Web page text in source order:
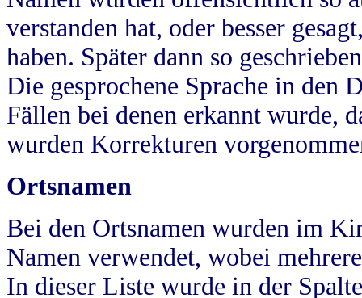
verstanden hat, oder besser
haben. Später dann so
Die gesprochene Sprache in
Fällen bei denen erkannt wurde,
wurden Korrekturen
Ortsnamen
Bei den Ortsnamen wurden im
Namen verwendet, wobei
In dieser Liste wurde in der